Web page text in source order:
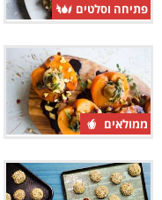
פתיחה וסלטים
ממולאים